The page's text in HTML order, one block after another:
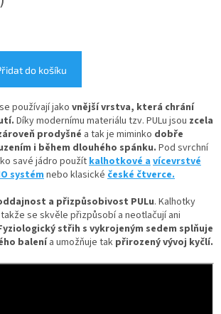
do košíku
používají jakovnější vrstva, která chrání
Díkymodernímu materiálu tzv. PULu jsou zcela
prodyšné a tak je miminko dobře
i během dlouhého spánku. Pod svrchní
savé jádro použítkalhotkové avícevrstvé
systémnebo klasické české čtverce.
a přizpůsobivost PULu. Kalhotky
se skvěle přizpůsobí a neotlačují ani
střih s vykrojeným sedem splňuje
balenía umožňuje tak přirozený vývoj kyčlí.